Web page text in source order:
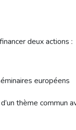
deux actions :
européens
thème